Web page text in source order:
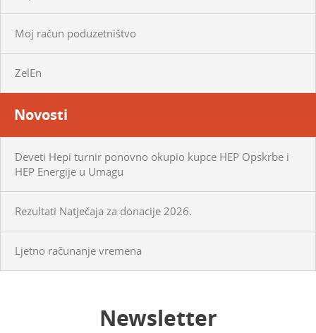
Moj račun poduzetništvo
ZelEn
Novosti
Deveti Hepi turnir ponovno okupio kupce HEP Opskrbe i
HEP Energije u Umagu
Rezultati Natječaja za donacije 2026.
Ljetno računanje vremena
Newsletter